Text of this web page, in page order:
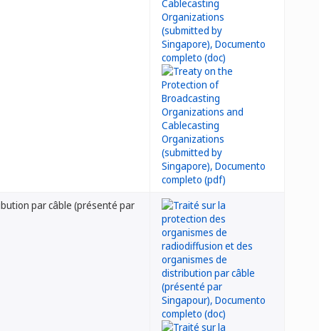
par câble (présenté par